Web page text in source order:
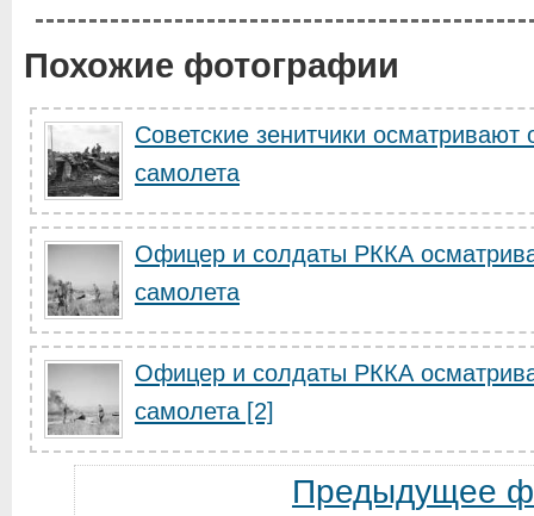
Похожие фотографии
Советские зенитчики
самолета
Офицер и солдаты РККА
самолета
Офицер и солдаты РККА
самолета [2]
Предыдущее